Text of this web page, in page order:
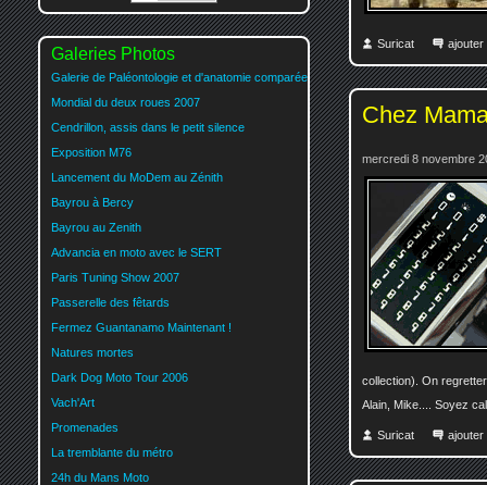
Suricat ajouter
Chez
mercredi 8 novembre
collection). On
Alain, Mike.... Soyez
Suricat ajouter
Galeries Photos
Galerie de Paléontologie et d'anatomie comparée
Mondial du deux roues 2007
Cendrillon, assis dans le petit silence
Exposition M76
Lancement du MoDem au Zénith
Bayrou à Bercy
Bayrou au Zenith
Advancia en moto avec le SERT
Paris Tuning Show 2007
Passerelle des fêtards
Fermez Guantanamo Maintenant !
Natures mortes
Dark Dog Moto Tour 2006
Vach'Art
Promenades
La tremblante du métro
24h du Mans Moto